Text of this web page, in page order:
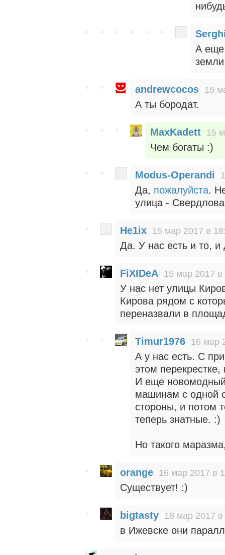
А еще
andrewcocos 15
А ты бородат.
MaxKadett 15
Чем богаты :)
Modus-Operandi
Да, пожалуйста.
улица -
He1ix 15 мар 2017 в
Да. У нас есть и то, и
FiXIDeA 15 мар 2017 в
У нас нет улицы
Кирова рядом с
переназвали в
Timur1976 16 мар
А у нас есть. С
этом
И еще
машинам с одной
стороны, и потом
теперь знатные. :)
Но такого
orange 16 мар 2017 в
Существует! :)
bigtasty 18 мар 2017 в
в Ижевске они